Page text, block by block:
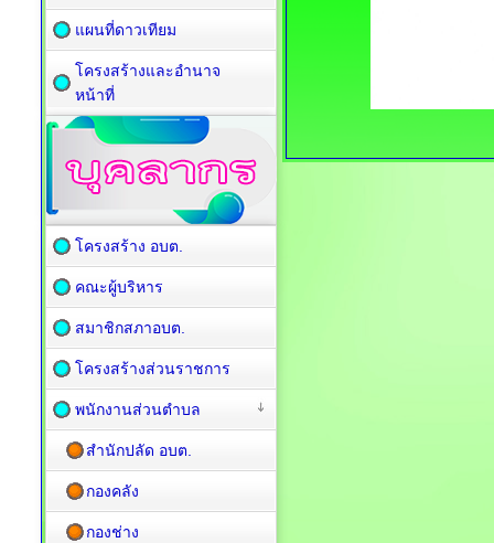
แผนที่ดาวเทียม
โครงสร้างและอำนาจ
หน้าที่
โครงสร้าง อบต.
คณะผู้บริหาร
สมาชิกสภาอบต.
โครงสร้างส่วนราชการ
พนักงานส่วนตำบล
สำนักปลัด อบต.
กองคลัง
กองช่าง